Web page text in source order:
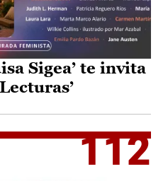
Sigea’ te invita
112